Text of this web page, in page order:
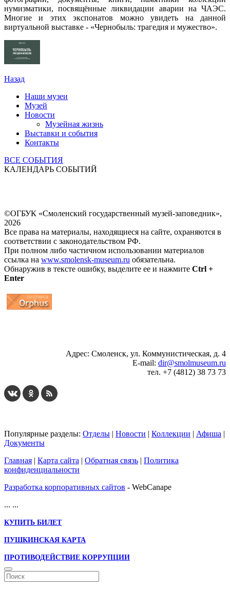
нумизматики, посвящённые ликвидации аварии на ЧАЭС.
Многие и этих экспонатов можно увидеть на данной
виртуальной выставке - «Чернобыль: трагедия и мужество».
Назад
Наши музеи
Музей
Новости
Музейная жизнь
Выставки и события
Контакты
ВСЕ СОБЫТИЯ
КАЛЕНДАРЬ СОБЫТИЙ
©ОГБУК «Смоленский государственный музей-заповедник»,
2026
Все права на материалы, находящиеся на сайте, охраняются в
соответствии с законодательством РФ.
При полном либо частичном использовании материалов
ссылка на www.smolensk-museum.ru обязательна.
Обнаружив в тексте ошибку, выделите ее и нажмите Ctrl +
Enter
Адрес: Смоленск, ул. Коммунистическая, д. 4
E-mail: dir@smolmuseum.ru
тел. +7 (4812) 38 73 73
Популярные разделы: Отделы | Новости | Коллекции | Афиша |
Документы
Главная | Карта сайта | Обратная связь | Политика
конфиденциальности
Разработка корпоративных сайтов - WebCanape
... ...
КУПИТЬ БИЛЕТ
ПУШКИНСКАЯ КАРТА
ПРОТИВОДЕЙСТВИЕ КОРРУПЦИИ